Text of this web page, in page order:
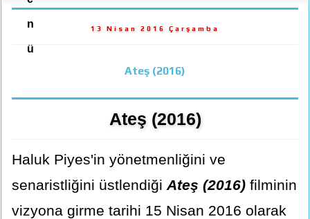
n
ü
13 Nisan 2016 Çarşamba
Ateş (2016)
Ateş (2016)
Haluk Piyes'in yönetmenliğini ve
senaristliğini üstlendiği Ateş (2016) filminin
vizyona girme tarihi 15 Nisan 2016 olarak